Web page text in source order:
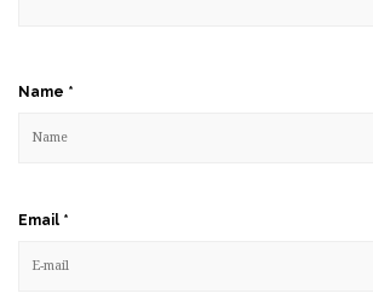
Name *
Email *